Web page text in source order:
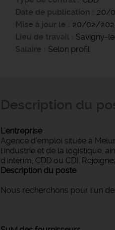
Date de publication
20/
Mise à jour le
20/02/
Lieu de travail
Savigny-
Salaire
Selon profil
L'entreprise
Agence d’emploi située à
l'industrie et de la logistique,
d'intérim, CDD ou CDI.
Description du poste
Nous recherchons pour l'un